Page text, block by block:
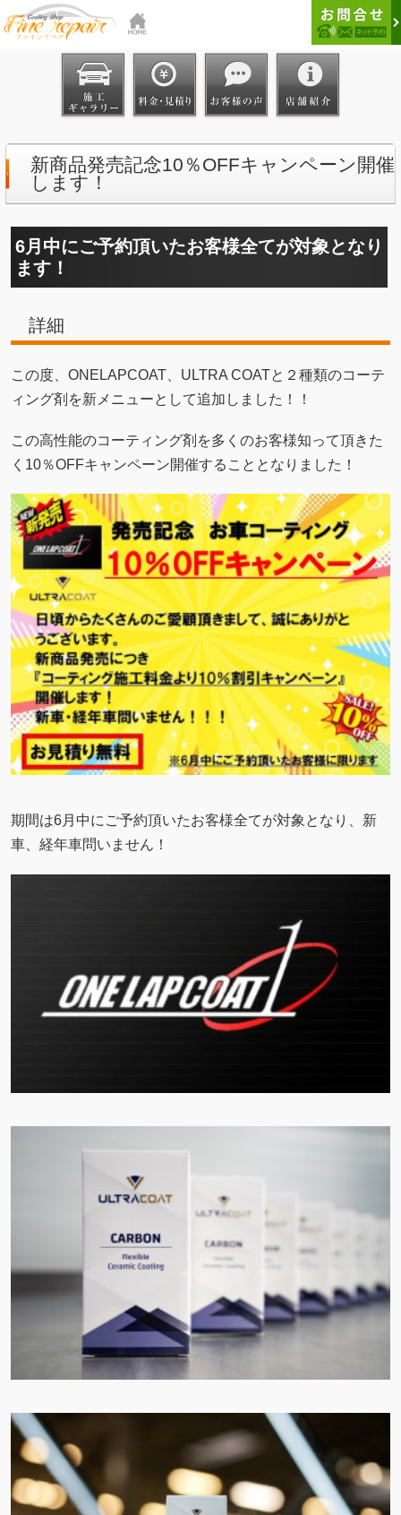
新商品発売記念10％OFFキャンペーン開催
します！
6月中にご予約頂いたお客様全てが対象となり
ます！
詳細
この度、ONELAPCOAT、ULTRA COATと２種類のコーテ
ィング剤を新メニューとして追加しました！！
この高性能のコーティング剤を多くのお客様知って頂きた
く10％OFFキャンペーン開催することとなりました！
期間は6月中にご予約頂いたお客様全てが対象となり、新
車、経年車問いません！